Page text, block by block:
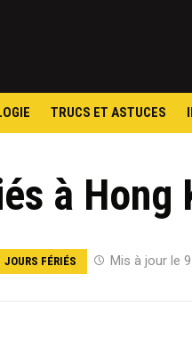
TRUCS ET ASTUCES
à Hong
JOURS FÉRIÉS Mis à jour le